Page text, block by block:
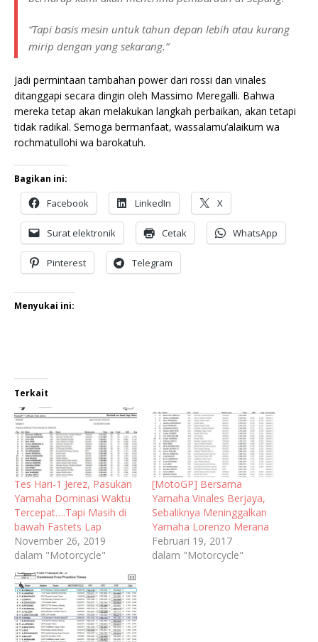
“Tapi basis mesin untuk tahun depan lebih atau kurang
mirip dengan yang sekarang.”
Jadi permintaan tambahan power dari rossi dan vinales
ditanggapi secara dingin oleh Massimo Meregalli. Bahwa
mereka tetap akan melakukan langkah perbaikan, akan tetapi
tidak radikal. Semoga bermanfaat, wassalamu’alaikum wa
rochmatullohi wa barokatuh.
Bagikan ini:
Facebook LinkedIn X
Surat elektronik Cetak WhatsApp
Pinterest Telegram
Menyukai ini:
Terkait
Tes Hari-1 Jerez, Pasukan
Yamaha Dominasi Waktu
Tercepat….Tapi Masih di
bawah Fastets Lap
November 26, 2019
dalam "Motorcycle"
[MotoGP] Bersama
Yamaha Vinales Berjaya,
Sebaliknya Meninggalkan
Yamaha Lorenzo Merana
Februari 19, 2017
dalam "Motorcycle"